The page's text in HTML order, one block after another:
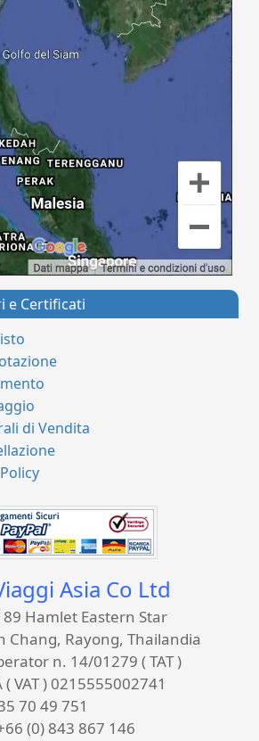
e Certificati
di Vendita
Asia Co Ltd
Hamlet Eastern Star
Chang, Rayong, Thailandia
n. 14/01279 ( TAT )
( VAT ) 0215555002741
70 49 751
(0) 843 867 146